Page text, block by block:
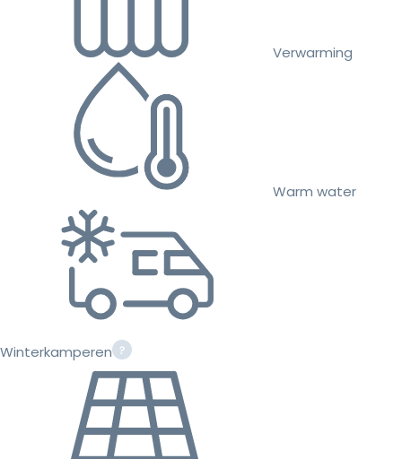
Verwarming
Warm water
Winterkamperen